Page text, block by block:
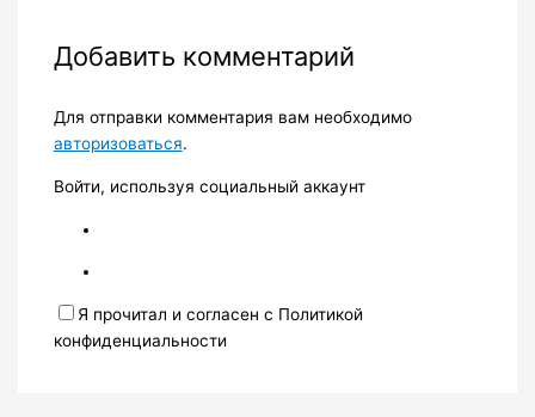
Добавить комментарий
Для отправки комментария вам необходимо
авторизоваться.
Войти, используя социальный аккаунт
Я прочитал и согласен с Политикой
конфиденциальности